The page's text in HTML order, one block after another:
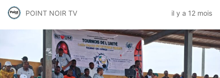
POINT NOIR TV il y a 12 mois